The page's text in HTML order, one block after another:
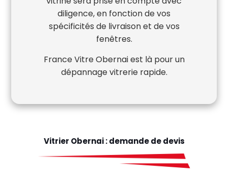
diligence, en fonction de vos
spécificités de livraison et de vos
fenêtres.
France Vitre Obernai est là pour un
dépannage vitrerie rapide.
Vitrier Obernai : demande de devis